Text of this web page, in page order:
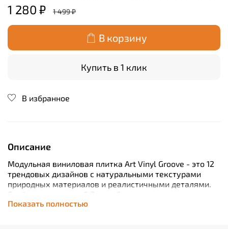
1 280 ₽ 1 499 ₽
В корзину
Купить в 1 клик
В избранное
Описание
Модульная виниловая плитка Art Vinyl Groove - это 12
трендовых дизайнов с натуральными текстурами
природных материалов и реалистичными деталями.
Слой транспарента 0,3 мм обеспечивает покрытию
высокую износостойкость, а дополнительный
Показать полностью